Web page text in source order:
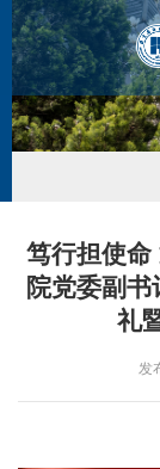
笃行担使
院党委副
礼
发